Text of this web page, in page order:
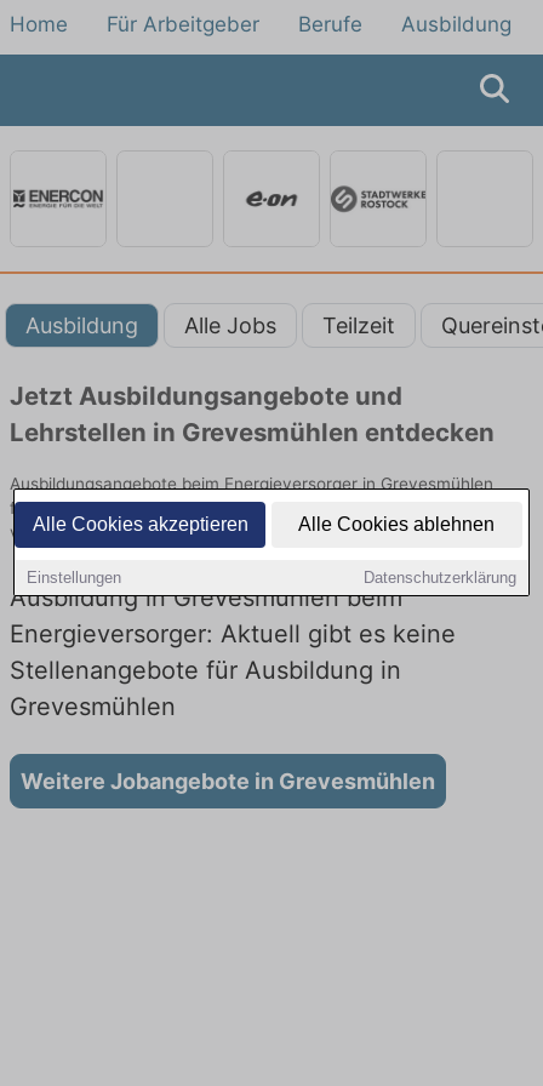
Alle Cookies akzeptieren Alle Cookies ablehnen
Einstellungen Datenschutzerklärung
Home Für Arbeitgeber Berufe Ausbildung
Ausbildung Alle Jobs Teilzeit
Jetzt Ausbildungsangebote und
Lehrstellen in Grevesmühlen entdecken
Ausbildungsangebote beim Energieversorger in Grevesmühlen
finden Sie von namhaften Firmen. Entdecken Sie freie Optionen
von Top-Arbeitgebern und bewerben Sie sich noch heute.
Ausbildung in Grevesmühlen beim
Energieversorger: Aktuell gibt es keine
Stellenangebote für Ausbildung in
Grevesmühlen
Weitere Jobangebote in Grevesmühlen